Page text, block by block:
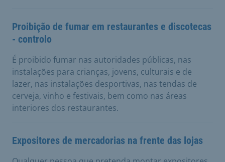
Proibição de fumar em restaurantes e discotecas
- controlo
É proibido fumar nas autoridades públicas, nas
instalações para crianças, jovens, culturais e de
lazer, nas instalações desportivas, nas tendas de
cerveja, vinho e festivais, bem como nas áreas
interiores dos restaurantes.
Expositores de mercadorias na frente das lojas